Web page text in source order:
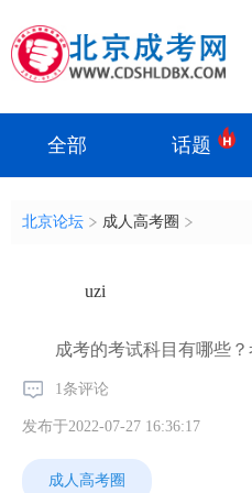
全部 话题
北京论坛 成人高考圈
uzi
成考的考试科目有哪些？
1条评论
发布于2022-07-27 16:36:17
成人高考圈